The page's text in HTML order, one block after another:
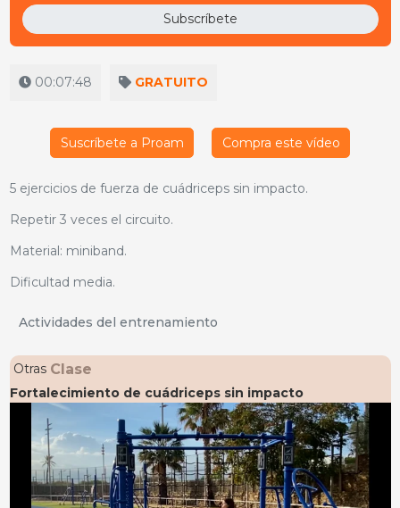
Subscríbete
00:07:48 GRATUITO
Suscríbete a Proam Compra este vídeo
5 ejercicios de fuerza de cuádriceps sin impacto.
Repetir 3 veces el circuito.
Material: miniband.
Dificultad media.
Actividades del entrenamiento
Otras Clase
Fortalecimiento de cuádriceps sin impacto